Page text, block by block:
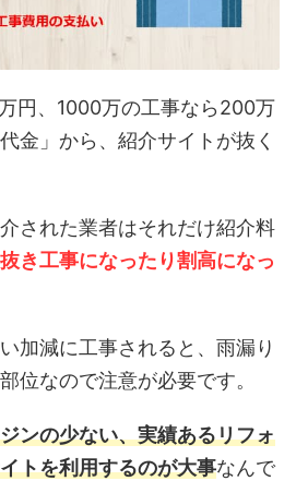
円、1000万の工事なら200万
金」から、紹介サイトが抜く
された業者はそれだけ紹介料
き工事になったり割高になっ
加減に工事されると、雨漏り
位なので注意が必要です。
ンの少ない、実績あるリフォ
トを利用するのが大事なんで